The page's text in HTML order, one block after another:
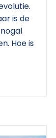
is de
Hoe is